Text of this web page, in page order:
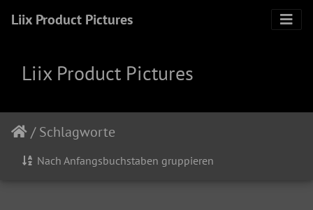
Liix Product Pictures
Liix Product Pictures
/Schlagworte
Nach Anfangsbuchstaben gruppieren